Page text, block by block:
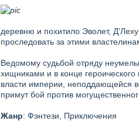
деревню и похитило Эволет,
проследовать за этими
Ведомому судьбой отряду
хищниками и в конце
власти империи, неподдающейся
примут бой против
Жанр: Фэнтези, Приключения